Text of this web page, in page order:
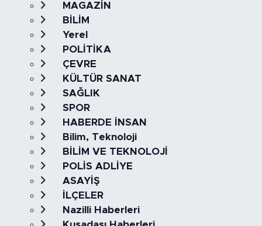
MAGAZİN
BİLİM
Yerel
POLİTİKA
ÇEVRE
KÜLTÜR SANAT
SAĞLIK
SPOR
HABERDE İNSAN
Bilim, Teknoloji
BİLİM VE TEKNOLOJİ
POLİS ADLİYE
ASAYİŞ
İLÇELER
Nazilli Haberleri